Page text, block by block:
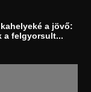
a jövő:
a felgyorsult...